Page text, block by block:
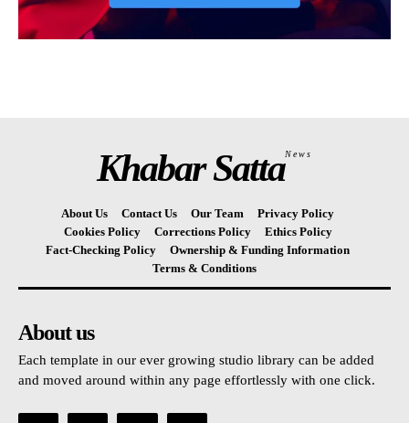
Khabar SattaNews
About Us Contact Us Our Team
Privacy Policy
Cookies Policy
Corrections Policy
Ethics Policy
Fact-Checking Policy
Ownership & Funding Information
Terms & Conditions
About us
Each template in our ever growing studio library can be added
and moved around within any page effortlessly with one click.